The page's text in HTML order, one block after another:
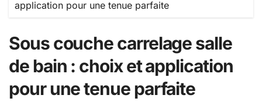
application pour une tenue parfaite
Sous couche carrelage salle
de bain : choix et application
pour une tenue parfaite